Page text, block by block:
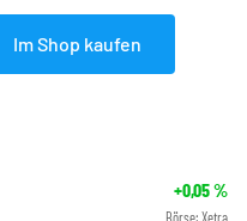
Im Shop kaufen
+0,05%